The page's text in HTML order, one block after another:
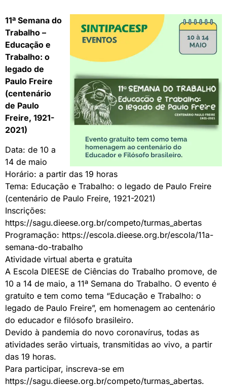
11ª Semana do
Trabalho –
Educação e
Trabalho: o
legado de
Paulo Freire
(centenário
de Paulo
Freire, 1921-
2021)
Data: de 10 a
14 de maio
Horário: a partir das 19 horas
Tema: Educação e Trabalho: o legado de Paulo Freire
(centenário de Paulo Freire, 1921-2021)
Inscrições:
https://sagu.dieese.org.br/competo/turmas_abertas
Programação: https://escola.dieese.org.br/escola/11a-
semana-do-trabalho
Atividade virtual aberta e gratuita
A Escola DIEESE de Ciências do Trabalho promove, de
10 a 14 de maio, a 11ª Semana do Trabalho. O evento é
gratuito e tem como tema “Educação e Trabalho: o
legado de Paulo Freire”, em homenagem ao centenário
do educador e filósofo brasileiro.
Devido à pandemia do novo coronavírus, todas as
atividades serão virtuais, transmitidas ao vivo, a partir
das 19 horas.
Para participar, inscreva-se em
https://sagu.dieese.org.br/competo/turmas_abertas.